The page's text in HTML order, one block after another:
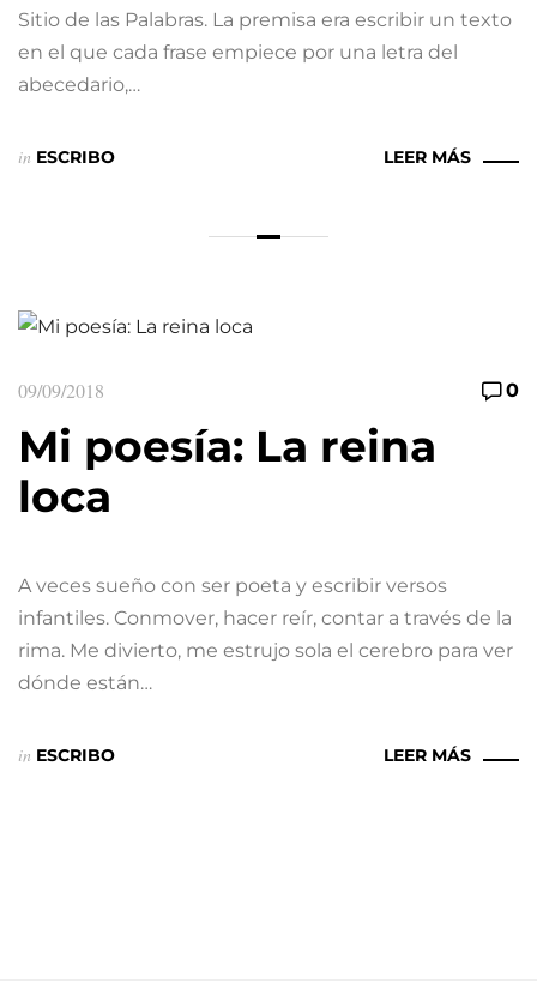
Sitio de las Palabras. La premisa era escribir un texto
en el que cada frase empiece por una letra del
abecedario,…
in ESCRIBO LEER MÁS
09/09/2018 0
Mi poesía: La reina
loca
A veces sueño con ser poeta y escribir versos
infantiles. Conmover, hacer reír, contar a través de la
rima. Me divierto, me estrujo sola el cerebro para ver
dónde están…
in ESCRIBO LEER MÁS